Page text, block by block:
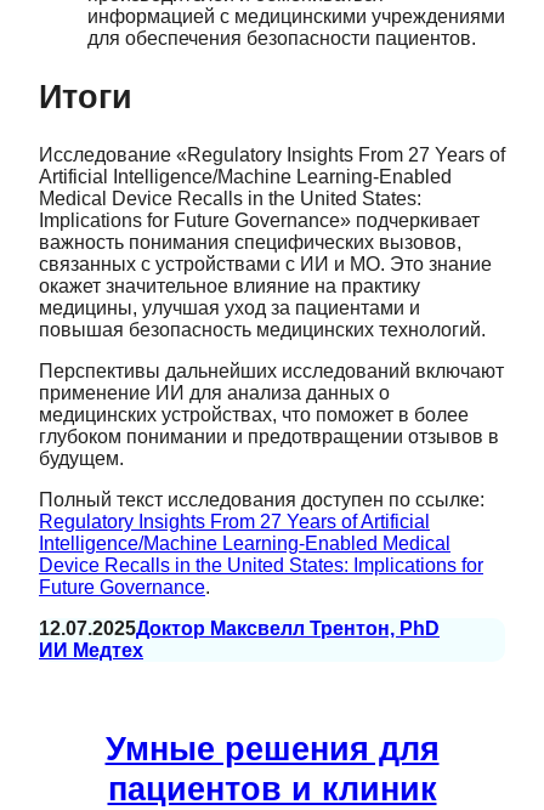
информацией с медицинскими учреждениями
для обеспечения безопасности пациентов.
Итоги
Исследование «Regulatory Insights From 27 Years of
Artificial Intelligence/Machine Learning-Enabled
Medical Device Recalls in the United States:
Implications for Future Governance» подчеркивает
важность понимания специфических вызовов,
связанных с устройствами с ИИ и МО. Это знание
окажет значительное влияние на практику
медицины, улучшая уход за пациентами и
повышая безопасность медицинских технологий.
Перспективы дальнейших исследований включают
применение ИИ для анализа данных о
медицинских устройствах, что поможет в более
глубоком понимании и предотвращении отзывов в
будущем.
Полный текст исследования доступен по ссылке:
Regulatory Insights From 27 Years of Artificial
Intelligence/Machine Learning-Enabled Medical
Device Recalls in the United States: Implications for
Future Governance.
12.07.2025Доктор Максвелл Трентон, PhD
ИИ Медтех
Умные решения для
пациентов и клиник